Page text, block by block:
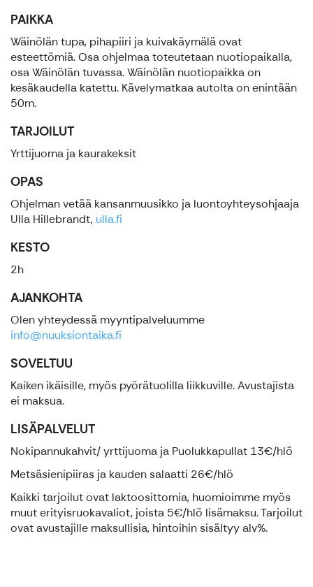
PAIKKA
Wäinölän tupa, pihapiiri ja kuivakäymälä ovat
esteettömiä. Osa ohjelmaa toteutetaan nuotiopaikalla,
osa Wäinölän tuvassa. Wäinölän nuotiopaikka on
kesäkaudella katettu. Kävelymatkaa autolta on enintään
50m.
TARJOILUT
Yrttijuoma ja kaurakeksit
OPAS
Ohjelman vetää kansanmuusikko ja luontoyhteysohjaaja
Ulla Hillebrandt, ulla.fi
KESTO
2h
AJANKOHTA
Olen yhteydessä myyntipalveluumme
info@nuuksiontaika.fi
SOVELTUU
Kaiken ikäisille, myös pyörätuolilla liikkuville. Avustajista
ei maksua.
LISÄPALVELUT
Nokipannukahvit/ yrttijuoma ja Puolukkapullat 13€/hlö
Metsäsienipiiras ja kauden salaatti 26€/hlö
Kaikki tarjoilut ovat laktoosittomia, huomioimme myös
muut erityisruokavaliot, joista 5€/hlö lisämaksu. Tarjoilut
ovat avustajille maksullisia, hintoihin sisältyy alv%.